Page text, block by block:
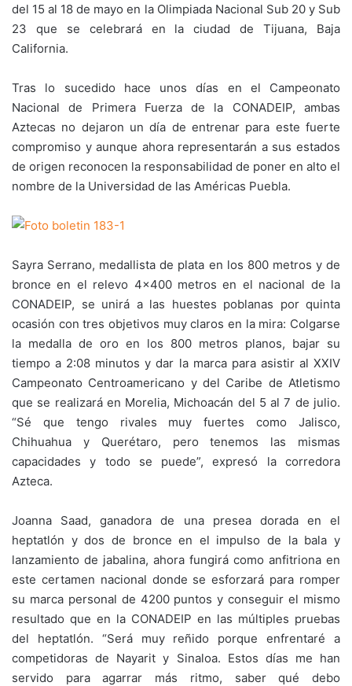
del 15 al 18 de mayo en la Olimpiada Nacional Sub 20 y Sub
23 que se celebrará en la ciudad de Tijuana, Baja
California.
Tras lo sucedido hace unos días en el Campeonato
Nacional de Primera Fuerza de la CONADEIP, ambas
Aztecas no dejaron un día de entrenar para este fuerte
compromiso y aunque ahora representarán a sus estados
de origen reconocen la responsabilidad de poner en alto el
nombre de la Universidad de las Américas Puebla.
Sayra Serrano, medallista de plata en los 800 metros y de
bronce en el relevo 4×400 metros en el nacional de la
CONADEIP, se unirá a las huestes poblanas por quinta
ocasión con tres objetivos muy claros en la mira: Colgarse
la medalla de oro en los 800 metros planos, bajar su
tiempo a 2:08 minutos y dar la marca para asistir al XXIV
Campeonato Centroamericano y del Caribe de Atletismo
que se realizará en Morelia, Michoacán del 5 al 7 de julio.
“Sé que tengo rivales muy fuertes como Jalisco,
Chihuahua y Querétaro, pero tenemos las mismas
capacidades y todo se puede”, expresó la corredora
Azteca.
Joanna Saad, ganadora de una presea dorada en el
heptatlón y dos de bronce en el impulso de la bala y
lanzamiento de jabalina, ahora fungirá como anfitriona en
este certamen nacional donde se esforzará para romper
su marca personal de 4200 puntos y conseguir el mismo
resultado que en la CONADEIP en las múltiples pruebas
del heptatlón. “Será muy reñido porque enfrentaré a
competidoras de Nayarit y Sinaloa. Estos días me han
servido para agarrar más ritmo, saber qué debo